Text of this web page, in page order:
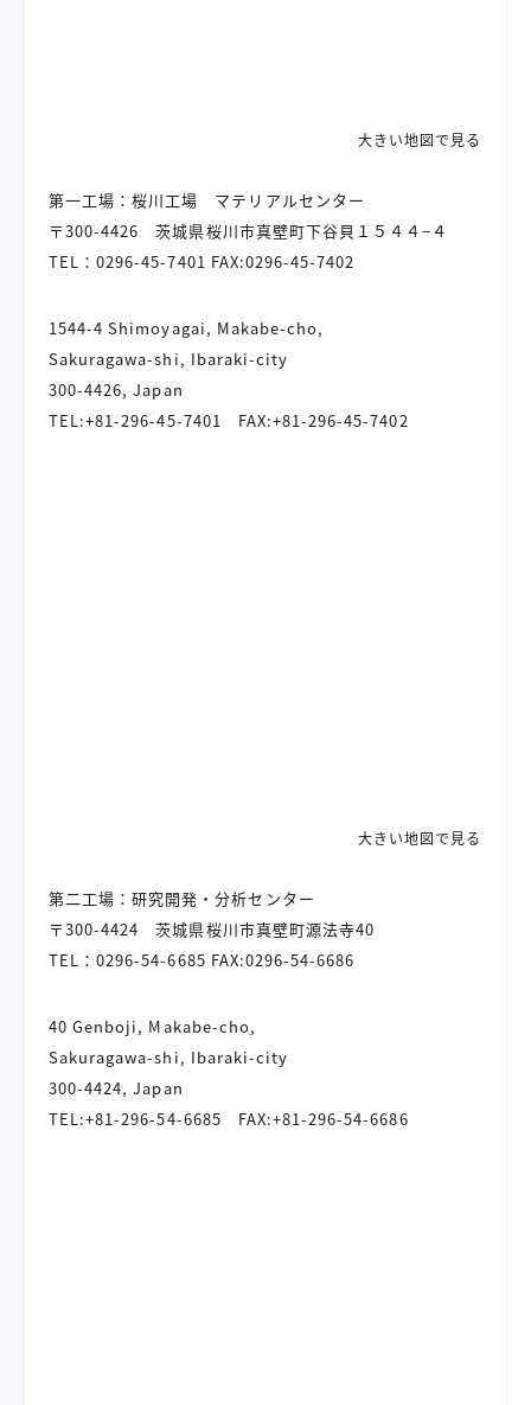
大きい地図で見る
第一工場：桜川工場 マテリアルセンター
〒300-4426茨城県桜川市真壁町下谷貝１５４４−４
TEL：0296-45-7401 FAX:0296-45-7402
1544-4 Shimoyagai, Makabe-cho,
Sakuragawa-shi, Ibaraki-city
300-4426, Japan
TEL:+81-296-45-7401 FAX:+81-296-45-7402
大きい地図で見る
第二工場：研究開発・分析センター
〒300-4424茨城県桜川市真壁町源法寺40
TEL：0296-54-6685 FAX:0296-54-6686
40 Genboji, Makabe-cho,
Sakuragawa-shi, Ibaraki-city
300-4424, Japan
TEL:+81-296-54-6685 FAX:+81-296-54-6686